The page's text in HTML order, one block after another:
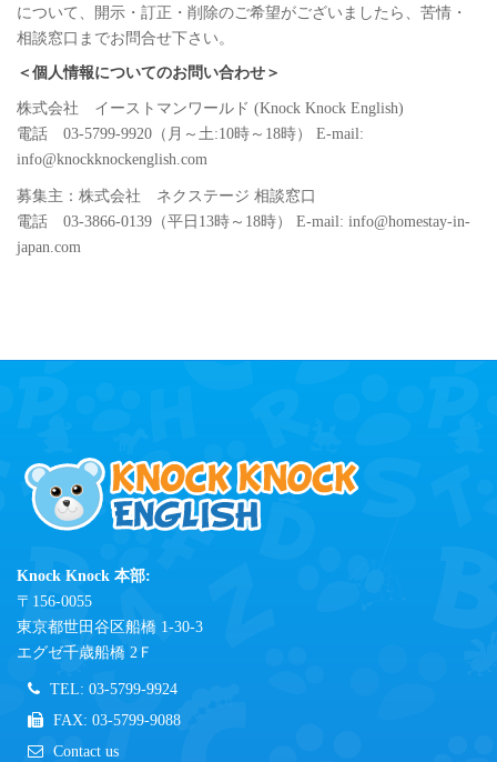
について、開示・訂正・削除のご希望がございましたら、苦情・
相談窓口までお問合せ下さい。
＜個人情報についてのお問い合わせ＞
株式会社 イーストマンワールド (Knock Knock English)
電話 03-5799-9920（月～土:10時～18時） E-mail:
info@knockknockenglish.com
募集主：株式会社 ネクステージ 相談窓口
電話 03-3866-0139（平日13時～18時） E-mail: info@homestay-in-
japan.com
Knock Knock 本部:
〒156-0055
東京都世田谷区船橋 1-30-3
エグゼ千歳船橋 2Ｆ
TEL: 03-5799-9924
FAX: 03-5799-9088
Contact us